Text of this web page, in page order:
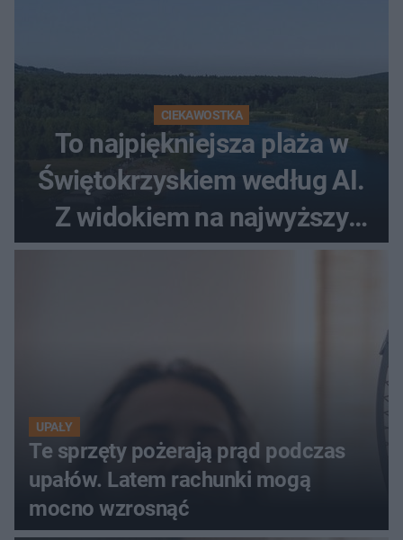
CIEKAWOSTKA
To najpiękniejsza plaża w
Świętokrzyskiem według AI.
Z widokiem na najwyższy
szczyt Gór Świętokrzyskich
UPAŁY
Te sprzęty pożerają prąd podczas
upałów. Latem rachunki mogą
mocno wzrosnąć